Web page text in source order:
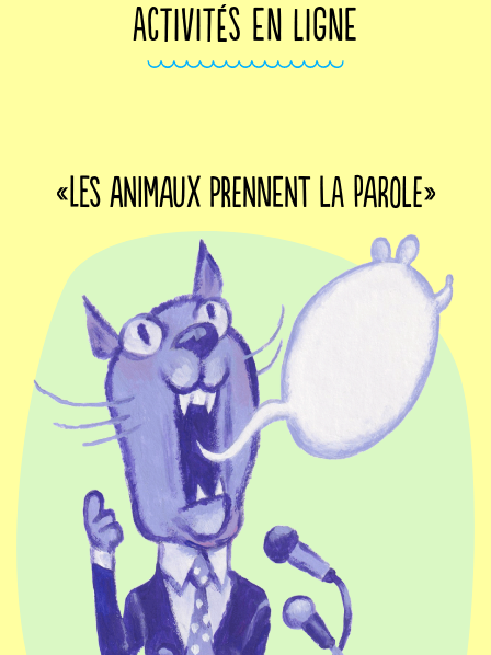
ACTIVITÉS EN LIGNE
«Les animaux prennent la parole»